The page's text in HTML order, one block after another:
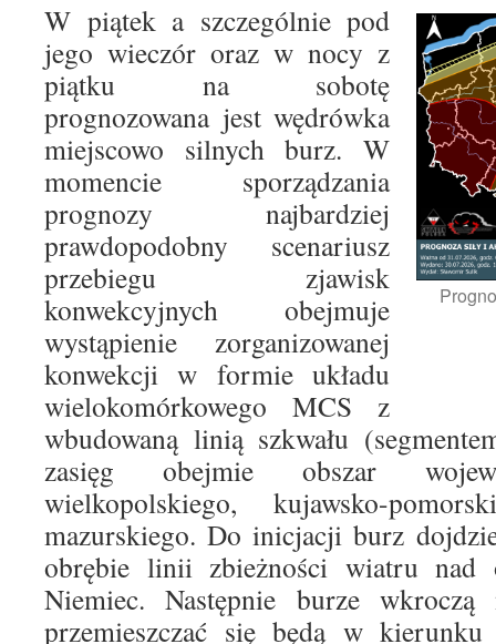
W piątek a szczególnie pod
jego wieczór oraz w nocy z
piątku na sobotę
prognozowana jest wędrówka
miejscowo silnych burz. W
momencie sporządzania
prognozy najbardziej
prawdopodobny scenariusz
przebiegu zjawisk
konwekcyjnych obejmuje
wystąpienie zorganizowanej
konwekcji w formie układu
wielokomórkowego MCS z
wbudowaną linią szkwału
zasięg obejmie obszar
wielkopolskiego, kujawsko-
mazurskiego. Do inicjacji burz
obrębie linii zbieżności wiatru nad
Niemiec. Następnie burze
przemieszczać się będą w kierunku